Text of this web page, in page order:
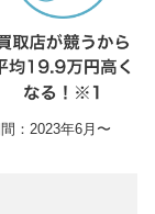
：2023年6月〜